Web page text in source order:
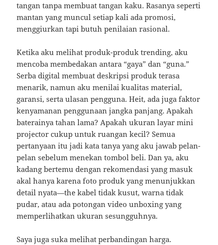
tangan tanpa membuat tangan kaku. Rasanya seperti
mantan yang muncul setiap kali ada promosi,
menggiurkan tapi butuh penilaian rasional.
Ketika aku melihat produk-produk trending, aku
mencoba membedakan antara “gaya” dan “guna.”
Serba digital membuat deskripsi produk terasa
menarik, namun aku menilai kualitas material,
garansi, serta ulasan pengguna. Heit, ada juga faktor
kenyamanan penggunaan jangka panjang. Apakah
baterainya tahan lama? Apakah ukuran layar mini
projector cukup untuk ruangan kecil? Semua
pertanyaan itu jadi kata tanya yang aku jawab pelan-
pelan sebelum menekan tombol beli. Dan ya, aku
kadang bertemu dengan rekomendasi yang masuk
akal hanya karena foto produk yang menunjukkan
detail nyata—the kabel tidak kusut, warna tidak
pudar, atau ada potongan video unboxing yang
memperlihatkan ukuran sesungguhnya.
Saya juga suka melihat perbandingan harga.